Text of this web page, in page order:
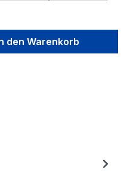
verfügbar.)
ist zurzeit nicht verfügbar.)
den
den Warenkorb